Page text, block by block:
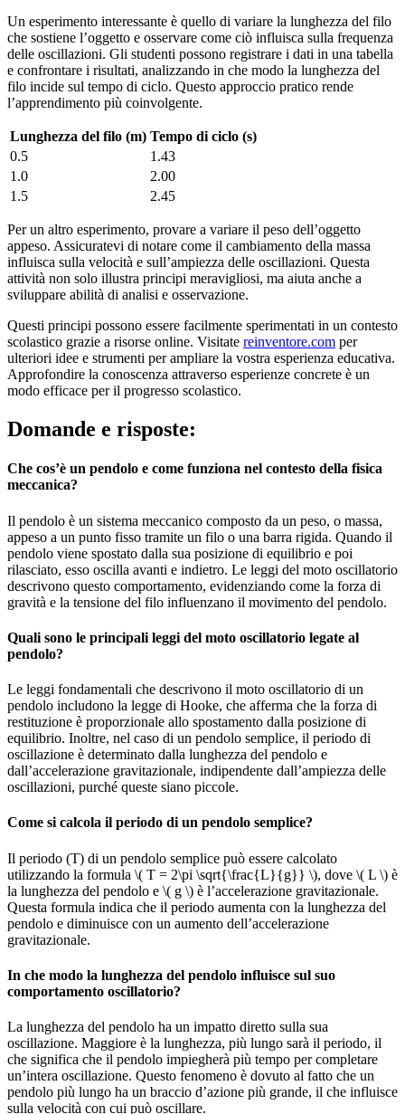
Un esperimento interessante è quello di variare la lunghezza del filo
che sostiene l’oggetto e osservare come ciò influisca sulla frequenza
delle oscillazioni. Gli studenti possono registrare i dati in una tabella
e confrontare i risultati, analizzando in che modo la lunghezza del
filo incide sul tempo di ciclo. Questo approccio pratico rende
l’apprendimento più coinvolgente.
Lunghezza del filo (m) Tempo di ciclo (s)
0.5
1.43
1.0
2.00
1.5
2.45
Per un altro esperimento, provare a variare il peso dell’oggetto
appeso. Assicuratevi di notare come il cambiamento della massa
influisca sulla velocità e sull’ampiezza delle oscillazioni. Questa
attività non solo illustra principi meravigliosi, ma aiuta anche a
sviluppare abilità di analisi e osservazione.
Questi principi possono essere facilmente sperimentati in un contesto
scolastico grazie a risorse online. Visitate reinventore.com per
ulteriori idee e strumenti per ampliare la vostra esperienza educativa.
Approfondire la conoscenza attraverso esperienze concrete è un
modo efficace per il progresso scolastico.
Domande e risposte:
Che cos’è un pendolo e come funziona nel contesto della fisica
meccanica?
Il pendolo è un sistema meccanico composto da un peso, o massa,
appeso a un punto fisso tramite un filo o una barra rigida. Quando il
pendolo viene spostato dalla sua posizione di equilibrio e poi
rilasciato, esso oscilla avanti e indietro. Le leggi del moto oscillatorio
descrivono questo comportamento, evidenziando come la forza di
gravità e la tensione del filo influenzano il movimento del pendolo.
Quali sono le principali leggi del moto oscillatorio legate al
pendolo?
Le leggi fondamentali che descrivono il moto oscillatorio di un
pendolo includono la legge di Hooke, che afferma che la forza di
restituzione è proporzionale allo spostamento dalla posizione di
equilibrio. Inoltre, nel caso di un pendolo semplice, il periodo di
oscillazione è determinato dalla lunghezza del pendolo e
dall’accelerazione gravitazionale, indipendente dall’ampiezza delle
oscillazioni, purché queste siano piccole.
Come si calcola il periodo di un pendolo semplice?
Il periodo (T) di un pendolo semplice può essere calcolato
utilizzando la formula \( T = 2\pi \sqrt{\frac{L}{g}} \), dove \( L \) è
la lunghezza del pendolo e \( g \) è l’accelerazione gravitazionale.
Questa formula indica che il periodo aumenta con la lunghezza del
pendolo e diminuisce con un aumento dell’accelerazione
gravitazionale.
In che modo la lunghezza del pendolo influisce sul suo
comportamento oscillatorio?
La lunghezza del pendolo ha un impatto diretto sulla sua
oscillazione. Maggiore è la lunghezza, più lungo sarà il periodo, il
che significa che il pendolo impiegherà più tempo per completare
un’intera oscillazione. Questo fenomeno è dovuto al fatto che un
pendolo più lungo ha un braccio d’azione più grande, il che influisce
sulla velocità con cui può oscillare.